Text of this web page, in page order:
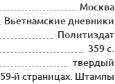
Москва
Вьетнамские дневники
Политиздат
359 с.
твердый
й страницах. Штампы